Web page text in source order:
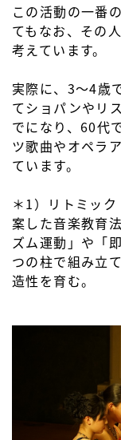
この活動の一番
てもなお、その
考えています。
実際に、3～4歳
てショパンやリ
でになり、60代
ツ歌曲やオペラ
ています。
＊1）リトミッ
案した音楽教育
ズム運動」や「
つの柱で組み立
造性を育む。